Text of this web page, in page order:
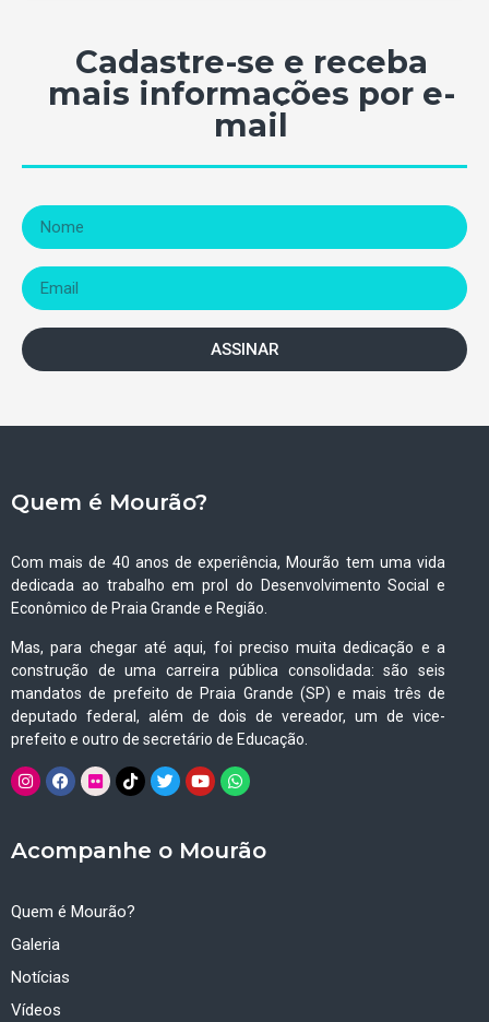
Cadastre-se e receba
mais informações por e-
mail
ASSINAR
Quem é Mourão?
Com mais de 40 anos de experiência, Mourão tem uma vida
dedicada ao trabalho em prol do Desenvolvimento Social e
Econômico de Praia Grande e Região.
Mas, para chegar até aqui, foi preciso muita dedicação e a
construção de uma carreira pública consolidada: são seis
mandatos de prefeito de Praia Grande (SP) e mais três de
deputado federal, além de dois de vereador, um de vice-
prefeito e outro de secretário de Educação.
Acompanhe o Mourão
Quem é Mourão?
Galeria
Notícias
Vídeos